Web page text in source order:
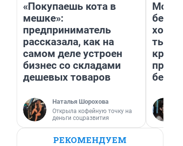
«Покупаешь кота в
мешке»:
предприниматель
рассказала, как на
самом деле устроен
бизнес со складами
дешевых товаров
Наталья Шорохова
Открыла кофейную точку на
деньги соцразвития
Мой
РЕКОМЕНДУЕМ